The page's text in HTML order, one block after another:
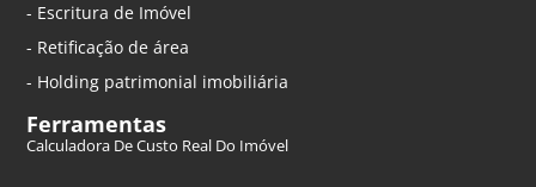
- Escritura de Imóvel
- Retificação de área
- Holding patrimonial imobiliária
Ferramentas
Calculadora De Custo Real Do Imóvel